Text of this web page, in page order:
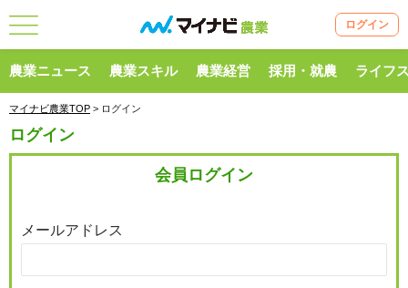
ログイン
農業ニュース 農業スキル 農業経営 採用・就農 ライフ
マイナビ農業TOP > ログイン
ログイン
会員ログイン
メールアドレス